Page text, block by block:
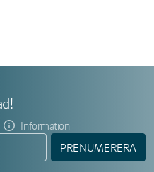
Information
PRENUMERERA